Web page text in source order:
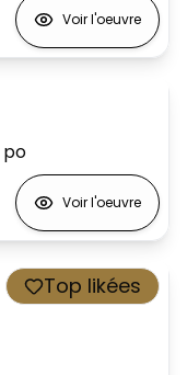
Voir l'oeuvre
po
Voir l'oeuvre
Top likées